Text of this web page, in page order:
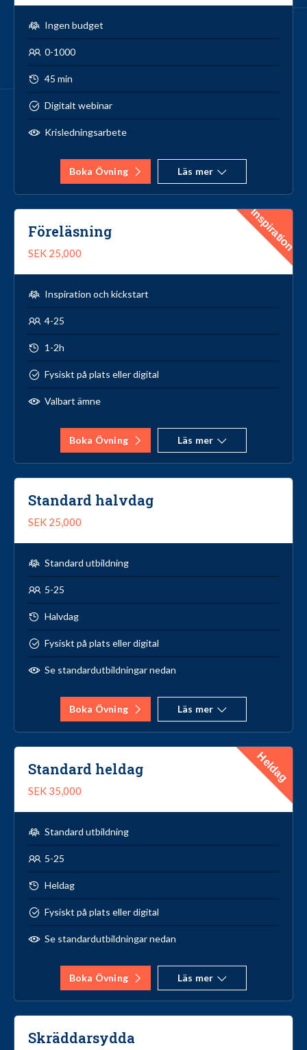
Ingen budget
0-1000
45 min
Digitalt webinar
Krisledningsarbete
Boka Övning Läs mer
Inspiration
Föreläsning
SEK 25,000
Inspiration och kickstart
4-25
1-2h
Fysiskt på plats eller digital
Valbart ämne
Boka Övning Läs mer
Standard halvdag
SEK 25,000
Standard utbildning
5-25
Halvdag
Fysiskt på plats eller digital
Se standardutbildningar nedan
Boka Övning Läs mer
Heldag
Standard heldag
SEK 35,000
Standard utbildning
5-25
Heldag
Fysiskt på plats eller digital
Se standardutbildningar nedan
Boka Övning Läs mer
Skräddarsydda